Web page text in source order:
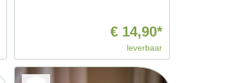
€ 14,90*
leverbaar